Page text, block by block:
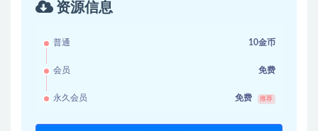
资源信息
普通 10金币
会员 免费
永久会员 免费 推荐